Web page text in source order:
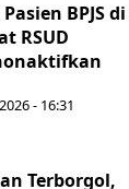
BPJS di
RSUD
- 16:31
Terborgol,